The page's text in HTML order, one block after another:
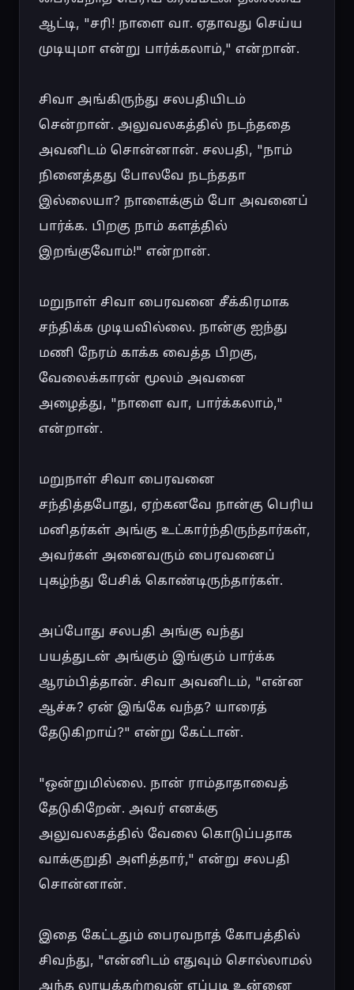
ஆட்டி, "சரி! நாளை வா. ஏதாவது செய்ய
முடியுமா என்று பார்க்கலாம்," என்றான்.
சிவா அங்கிருந்து சலபதியிடம்
சென்றான். அலுவலகத்தில் நடந்ததை
அவனிடம் சொன்னான். சலபதி, "நாம்
நினைத்தது போலவே நடந்ததா
இல்லையா? நாளைக்கும் போ அவனைப்
பார்க்க. பிறகு நாம் களத்தில்
இறங்குவோம்!" என்றான்.
மறுநாள் சிவா பைரவனை சீக்கிரமாக
சந்திக்க முடியவில்லை. நான்கு ஐந்து
மணி நேரம் காக்க வைத்த பிறகு,
வேலைக்காரன் மூலம் அவனை
அழைத்து, "நாளை வா, பார்க்கலாம்,"
என்றான்.
மறுநாள் சிவா பைரவனை
சந்தித்தபோது, ஏற்கனவே நான்கு பெரிய
மனிதர்கள் அங்கு உட்கார்ந்திருந்தார்கள்,
அவர்கள் அனைவரும் பைரவனைப்
புகழ்ந்து பேசிக் கொண்டிருந்தார்கள்.
அப்போது சலபதி அங்கு வந்து
பயத்துடன் அங்கும் இங்கும் பார்க்க
ஆரம்பித்தான். சிவா அவனிடம், "என்ன
ஆச்சு? ஏன் இங்கே வந்த? யாரைத்
தேடுகிறாய்?" என்று கேட்டான்.
"ஒன்றுமில்லை. நான் ராம்தாதாவைத்
தேடுகிறேன். அவர் எனக்கு
அலுவலகத்தில் வேலை கொடுப்பதாக
வாக்குறுதி அளித்தார்," என்று சலபதி
சொன்னான்.
இதை கேட்டதும் பைரவநாத் கோபத்தில்
சிவந்து, "என்னிடம் எதுவும் சொல்லாமல்
அந்த லாயக்கற்றவன் எப்படி உன்னை